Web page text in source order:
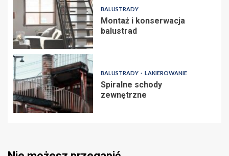
BALUSTRADY
Montaż i konserwacja
balustrad
BALUSTRADY LAKIEROWANIE
Spiralne schody
zewnętrzne